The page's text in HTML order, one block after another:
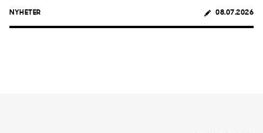
NYHETER 08.07.2026